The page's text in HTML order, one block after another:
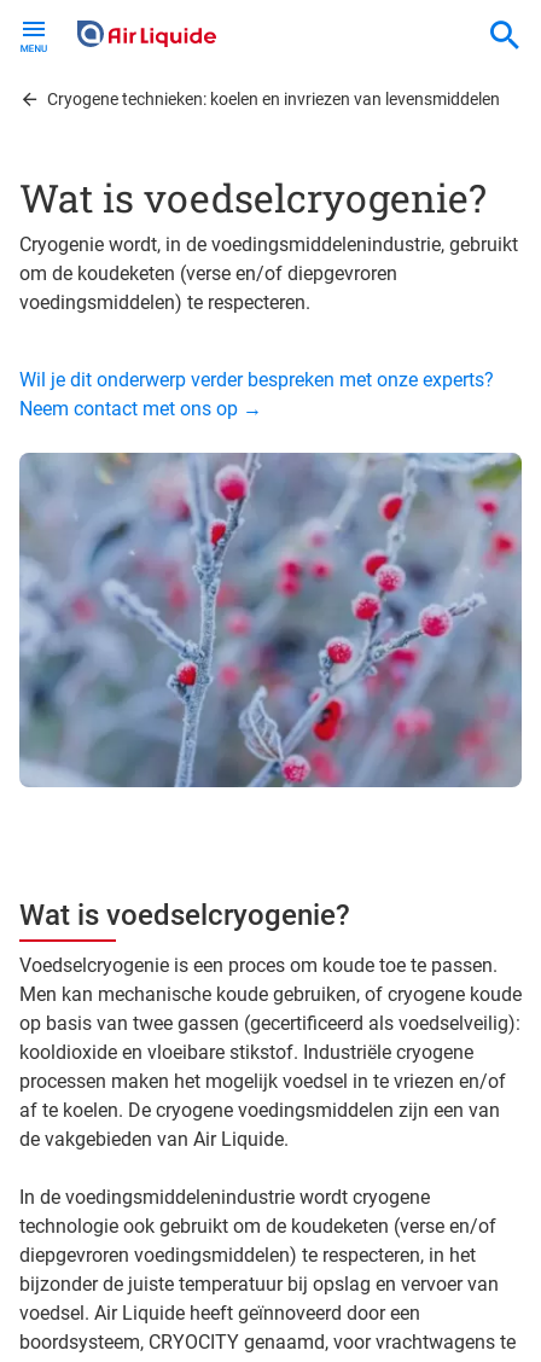
contentCryogene technieken: koelen en invriezen van levensmiddelen
Wat is voedselcryogenie?
Cryogenie wordt, in de voedingsmiddelenindustrie, gebruikt
om de koudeketen (verse en/of diepgevroren
voedingsmiddelen) te respecteren.
Wil je dit onderwerp verder bespreken met onze experts?
Neem contact met ons op →
Wat is voedselcryogenie?
Voedselcryogenie is een proces om koude toe te passen.
Men kan mechanische koude gebruiken, of cryogene koude
op basis van twee gassen (gecertificeerd als voedselveilig):
kooldioxide en vloeibare stikstof. Industriële cryogene
processen maken het mogelijk voedsel in te vriezen en/of
af te koelen. De cryogene voedingsmiddelen zijn een van
de vakgebieden van Air Liquide.
In de voedingsmiddelenindustrie wordt cryogene
technologie ook gebruikt om de koudeketen (verse en/of
diepgevroren voedingsmiddelen) te respecteren, in het
bijzonder de juiste temperatuur bij opslag en vervoer van
voedsel. Air Liquide heeft geïnnoveerd door een
boordsysteem, CRYOCITY genaamd, voor vrachtwagens te